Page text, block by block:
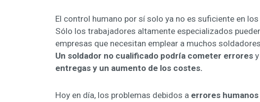
El control humano por sí solo ya no es suficiente en
Sólo los trabajadores altamente especializados
empresas que necesitan emplear a muchos
Un soldador no cualificado podría cometer errores
entregas y un aumento de los costes.
Hoy en día, los problemas debidos a errores